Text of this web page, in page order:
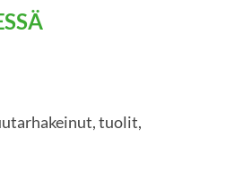
tuolit,